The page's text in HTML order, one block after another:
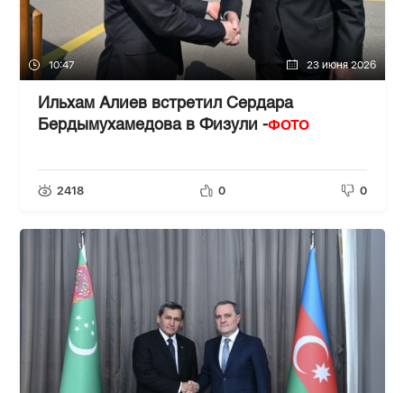
10:47 23 июня 2026
Ильхам Алиев встретил Сердара
Бердымухамедова в Физули -ФОТО
2418 0 0